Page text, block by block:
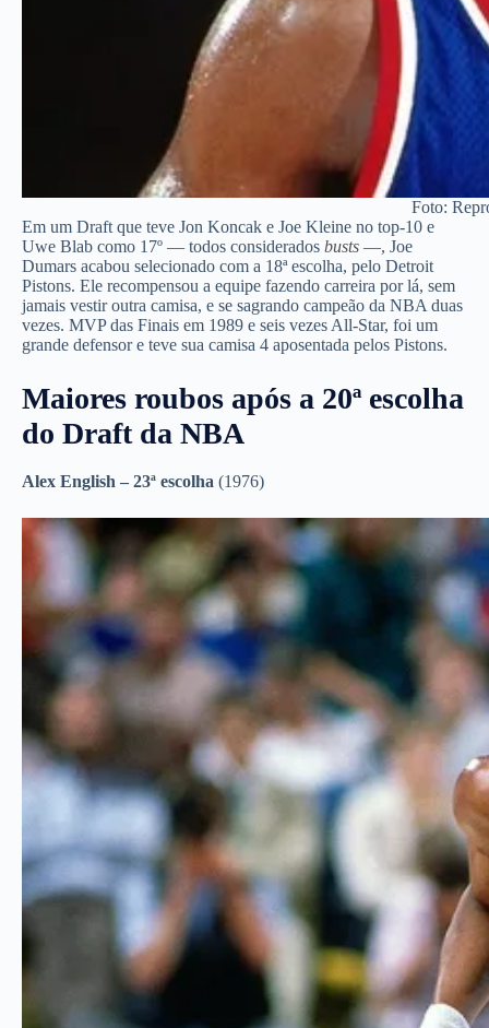
Foto:
Em um Draft que teve Jon Koncak e Joe Kleine no top-10 e
Uwe Blab como 17º — todos considerados busts —, Joe
Dumars acabou selecionado com a 18ª escolha, pelo Detroit
Pistons. Ele recompensou a equipe fazendo carreira por lá, sem
jamais vestir outra camisa, e se sagrando campeão da NBA duas
vezes. MVP das Finais em 1989 e seis vezes All-Star, foi um
grande defensor e teve sua camisa 4 aposentada pelos Pistons.
Maiores roubos após a 20ª escolha
do Draft da NBA
Alex English – 23ª escolha (1976)